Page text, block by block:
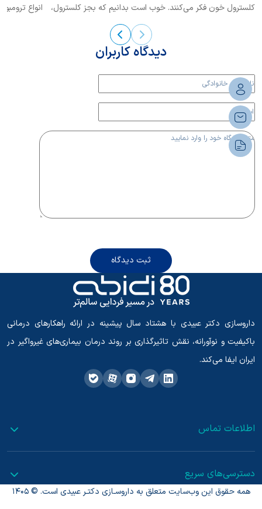
کلسترول خون فکر می‌کنند. خوب است بدانیم که بجز کلسترول،
یکی دیگر از انواع چربی خون نیز حائز اهمیت است که
انواع
دیدگاه کاربران
ثبت دیدگاه
داروسازی دکتر عبیدی با هشتاد سال پیشینه در ارائه راهکارهای درمانی
باکیفیت و نوآورانه، نقش تاثیرگذاری بر روند درمان بیماری‌های غیرواگیر در
ایران ایفا می‌کند.
اطلاعات تماس
دسترسی‌های سریع
همه حقوق این وب‌سایت متعلق به داروسـازی دکتـر عبیدی است. © 1405